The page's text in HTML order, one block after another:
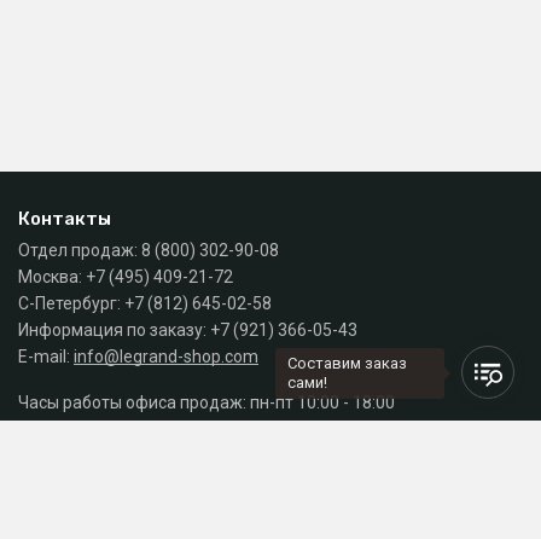
Контакты
Отдел продаж: 8 (800) 302-90-08
Москва: +7 (495) 409-21-72
С-Петербург: +7 (812) 645-02-58
Информация по заказу: +7 (921) 366-05-43
E-mail: info@legrand-shop.com
Часы работы офиса продаж: пн-пт 10:00 - 18:00
Составим заказ
сами!